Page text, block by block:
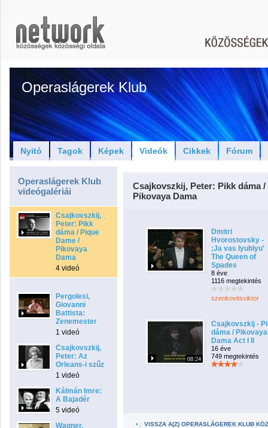
Operaslágerek Klub
Nyitó Tagok Képek Videók Cikkek Fórum
Operaslágerek Klub
videógalériái
Csajkovszkij,
Peter: Pikk
dáma / Pique
Dame /
Pikovaya
Dama
4 videó
Pergolesi,
Giovanni
Battista:
Zenemester
1 videó
Csajkovszkij,
Peter: Az
Orleans-i szűz
1 videó
Kálmán Imre:
A Bajadér
5 videó
Wagner,
Csajkovszkij, Peter: Pikk dáma /
Pikovaya Dama
Dmitri
Hvorostovsky -
;Ja vas lyublyu'
The Queen of
Spades
8 éve
1116 megtekintés
szenkovitsviktor
08:24
Csajkovszkij -
dáma / Pikovaya
Dama Act I II
16 éve
749 megtekintés
VISSZA A(Z) OPERASLÁGEREK KLUB